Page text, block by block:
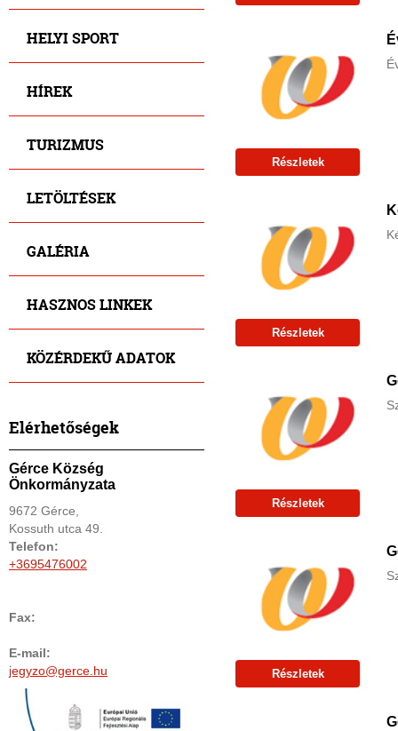
HELYI SPORT
HÍREK
TURIZMUS
LETÖLTÉSEK
GALÉRIA
HASZNOS LINKEK
KÖZÉRDEKŰ ADATOK
Elérhetőségek
Gérce Község
Önkormányzata
9672 Gérce,
Kossuth utca 49.
Telefon:
+3695476002
Fax:
E-mail:
jegyzo@gerce.hu
Részletek
Részletek
Részletek
Részletek